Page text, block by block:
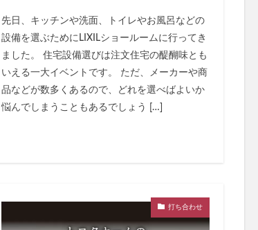
先日、キッチンや洗面、トイレやお風呂などの
設備を選ぶためにLIXILショールームに行ってき
ました。 住宅設備選びは注文住宅の醍醐味とも
いえる一大イベントです。 ただ、メーカーや商
品などが数多くあるので、どれを選べばよいか
悩んでしまうこともあるでしょう […]
打ち合わせ